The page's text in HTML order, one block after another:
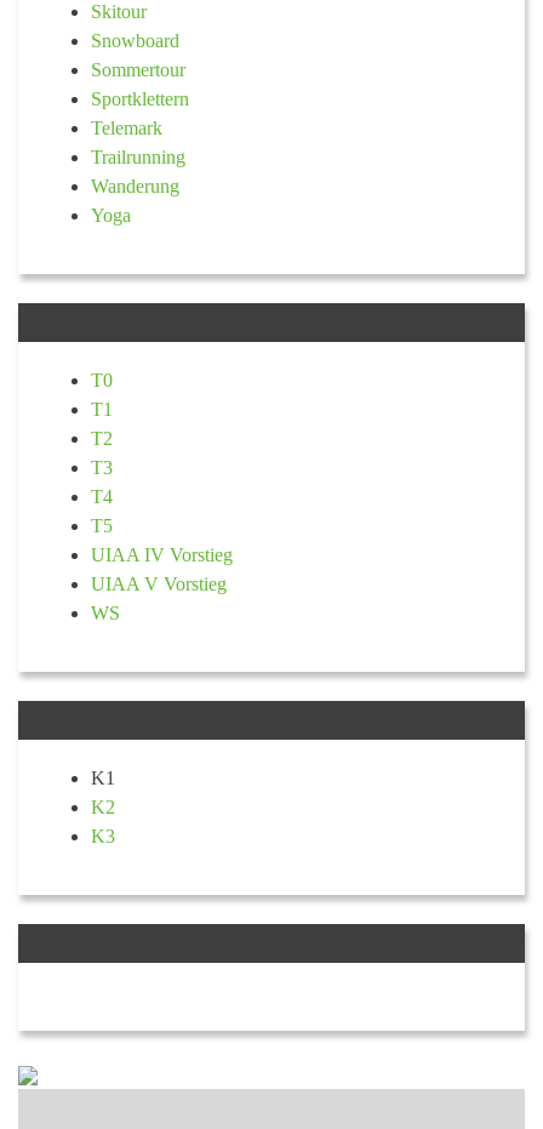
Skitour
Snowboard
Sommertour
Sportklettern
Telemark
Trailrunning
Wanderung
Yoga
T0
T1
T2
T3
T4
T5
UIAA IV Vorstieg
UIAA V Vorstieg
WS
K1
K2
K3